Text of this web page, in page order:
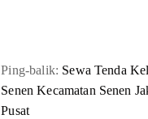
Ping-balik: Sewa Tenda
Senen Kecamatan Senen
Pusat